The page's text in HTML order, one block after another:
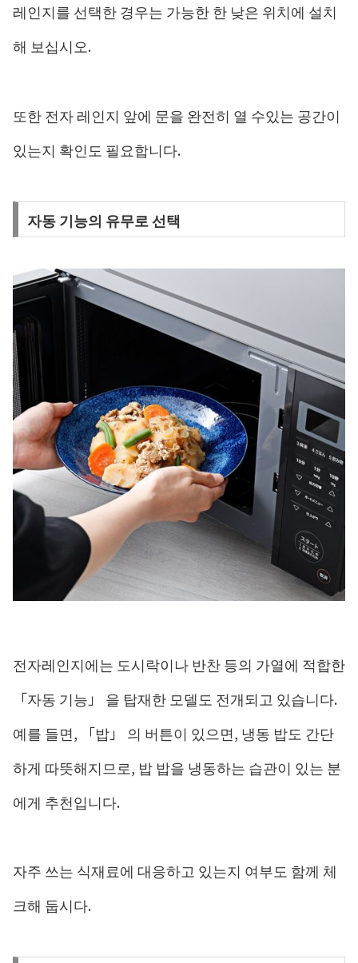
레인지를 선택한 경우는 가능한 한 낮은 위치에 설치
해 보십시오.
또한 전자 레인지 앞에 문을 완전히 열 수있는 공간이
있는지 확인도 필요합니다.
자동 기능의 유무로 선택
전자레인지에는 도시락이나 반찬 등의 가열에 적합한
「자동 기능」 을 탑재한 모델도 전개되고 있습니다.
예를 들면, 「밥」 의 버튼이 있으면, 냉동 밥도 간단
하게 따뜻해지므로, 밥 밥을 냉동하는 습관이 있는 분
에게 추천입니다.
자주 쓰는 식재료에 대응하고 있는지 여부도 함께 체
크해 둡시다.